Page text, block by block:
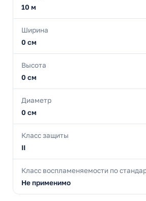
10 м
Ширина
0 см
Высота
0 см
Диаметр
0 см
Класс защиты
II
Класс воспламеняемости по
Не применимо